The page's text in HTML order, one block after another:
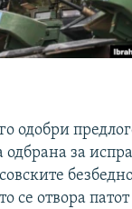
одобри
одбрана за
се отвора патот